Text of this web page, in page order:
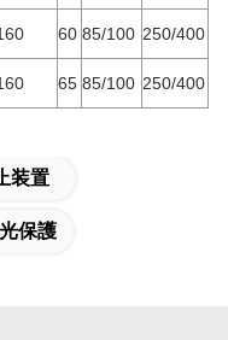
60 85/100 250/400
65 85/100 250/400
装置
保護